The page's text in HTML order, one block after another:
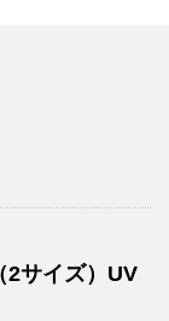
2サイズ）UV